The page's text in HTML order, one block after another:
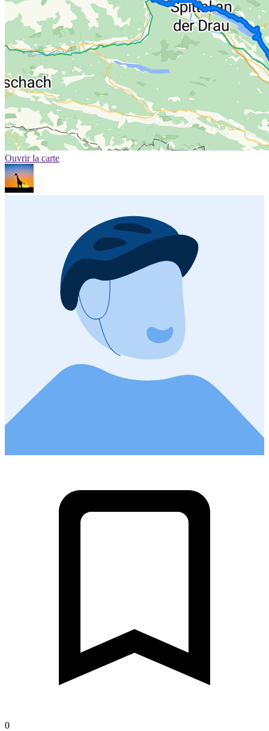
Ouvrir la carte
0